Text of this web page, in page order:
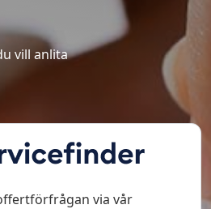
vill anlita
via vår